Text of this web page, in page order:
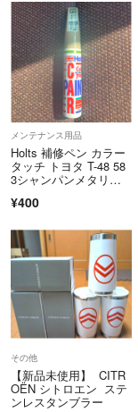
メンテナンス用品
Holts 補修ペン カラー
タッチ トヨタ T-48 58
3シャンパンメタリッ
¥400
その他
【新品未使用】 CITR
OËN シトロエン ステ
ンレスタンブラー